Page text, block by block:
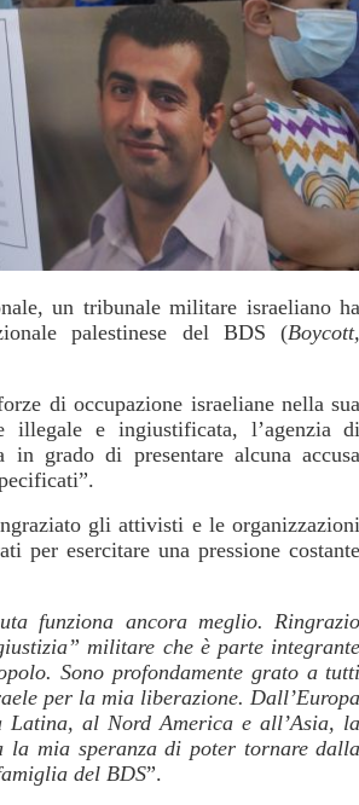
un tribunale militare israeliano ha
palestinese del BDS (Boycott,
di occupazione israeliane nella sua
illegale e ingiustificata, l’agenzia di
in grado di presentare alcuna accusa
gli attivisti e le organizzazioni
esercitare una pressione costante
funziona ancora meglio. Ringrazio
militare che è parte integrante
Sono profondamente grato a tutti
per la mia liberazione. Dall’Europa
Latina, al Nord America e all’Asia, la
la mia speranza di poter tornare dalla
del BDS”.